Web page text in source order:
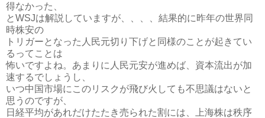
得なかった、
とWSJは解説していますが、、、、結果的に昨年の世界同
時株安の
トリガーとなった人民元切り下げと同様のことが起きてい
るってことは
怖いですよね。あまりに人民元安が進めば、資本流出が加
速するでしょうし、
いつ中国市場にこのリスクが飛び火しても不思議はないと
思うのですが、
日経平均があれだけたたき売られた割には、上海株は秩序